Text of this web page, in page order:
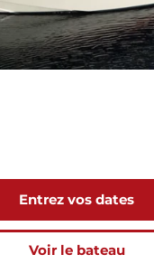
Entrez vos dates
Voir le bateau